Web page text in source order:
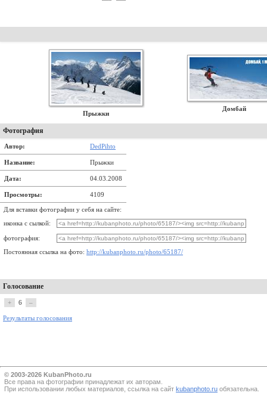
Прыжки
Домбай
Фотография
Автор: DedPihto
Название: Прыжки
Дата: 04.03.2008
Просмотры: 4109
Для вставки фотографии у себя на сайте:
иконка с сылкой:
фотография:
Постоянная ссылка на фото: http://kubanphoto.ru/photo/65187/
Голосование
+ 6 –
Результаты голосования
© 2003-2026 KubanPhoto.ru
Все прaва на фотографии принадлежат их авторам.
При использовании любых материалов, ссылка на сайт kubanphoto.ru обязательна.